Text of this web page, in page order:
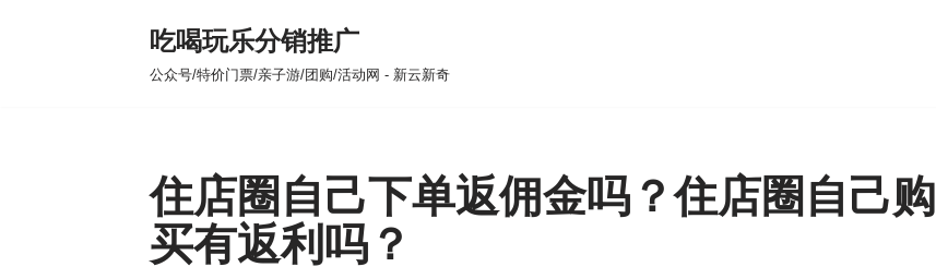
吃喝玩乐分销推广
公众号/特价门票/亲子游/团购/活动网 - 新云新奇
住店圈自己下单返佣金吗？住店圈自己购
买有返利吗？